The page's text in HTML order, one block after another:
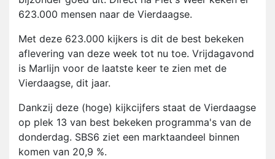
623.000 mensen naar de Vierdaagse.
Met deze 623.000 kijkers is dit de best bekeken
aflevering van deze week tot nu toe. Vrijdagavond
is Marlijn voor de laatste keer te zien met de
Vierdaagse, dit jaar.
Dankzij deze (hoge) kijkcijfers staat de Vierdaagse
op plek 13 van best bekeken programma's van de
donderdag. SBS6 ziet een marktaandeel binnen
komen van 20,9 %.